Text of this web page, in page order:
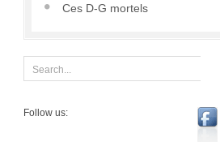
Ces D-G mortels
Follow us: